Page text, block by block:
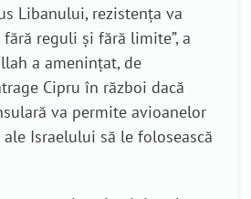
Libanului, rezistența va
reguli și fără limite”, a
a amenințat, de
Cipru în război dacă
va permite avioanelor
Israelului să le folosească